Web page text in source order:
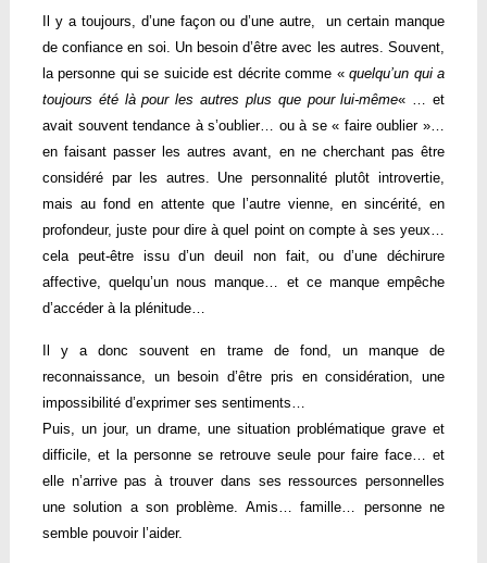
Il y a toujours, d’une façon ou d’une autre, un certain manque
de confiance en soi. Un besoin d’être avec les autres. Souvent,
la personne qui se suicide est décrite comme «quelqu’un qui a
toujours été là pour les autres plus que pour lui-même« … et
avait souvent tendance à s’oublier… ou à se « faire oublier »…
en faisant passer les autres avant, en ne cherchant pas être
considéré par les autres. Une personnalité plutôt introvertie,
mais au fond en attente que l’autre vienne, en sincérité, en
profondeur, juste pour dire à quel point on compte à ses yeux…
cela peut-être issu d’un deuil non fait, ou d’une déchirure
affective, quelqu’un nous manque… et ce manque empêche
d’accéder à la plénitude…
Il y a donc souvent en trame de fond, un manque de
reconnaissance, un besoin d’être pris en considération, une
impossibilité d’exprimer ses sentiments…
Puis, un jour, un drame, une situation problématique grave et
difficile, et la personne se retrouve seule pour faire face… et
elle n’arrive pas à trouver dans ses ressources personnelles
une solution a son problème. Amis… famille… personne ne
semble pouvoir l’aider.